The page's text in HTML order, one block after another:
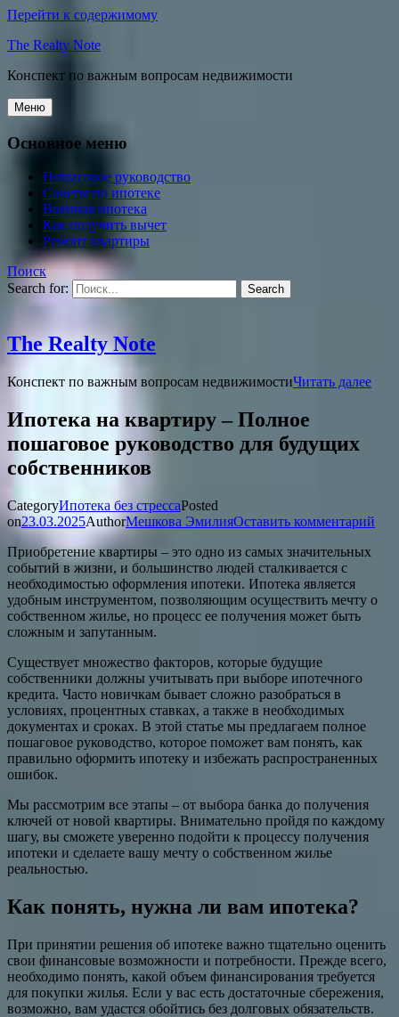
Перейти к содержимому
The Realty Note
Конспект по важным вопросам недвижимости
Меню
Основное меню
Пошаговое руководство
Советы по ипотеке
Военная ипотека
Как получить вычет
Ремонт квартиры
Поиск
Search for:
The Realty Note
Конспект по важным вопросам недвижимостиЧитать далее
Ипотека на квартиру – Полное
пошаговое руководство для будущих
собственников
CategoryИпотека без стрессаPosted
on23.03.2025AuthorМешкова ЭмилияОставить комментарий
Приобретение квартиры – это одно из самых значительных
событий в жизни, и большинство людей сталкивается с
необходимостью оформления ипотеки. Ипотека является
удобным инструментом, позволяющим осуществить мечту о
собственном жилье, но процесс ее получения может быть
сложным и запутанным.
Существует множество факторов, которые будущие
собственники должны учитывать при выборе ипотечного
кредита. Часто новичкам бывает сложно разобраться в
условиях, процентных ставках, а также в необходимых
документах и сроках. В этой статье мы предлагаем полное
пошаговое руководство, которое поможет вам понять, как
правильно оформить ипотеку и избежать распространенных
ошибок.
Мы рассмотрим все этапы – от выбора банка до получения
ключей от новой квартиры. Внимательно пройдя по каждому
шагу, вы сможете уверенно подойти к процессу получения
ипотеки и сделаете вашу мечту о собственном жилье
реальностью.
Как понять, нужна ли вам ипотека?
При принятии решения об ипотеке важно тщательно оценить
свои финансовые возможности и потребности. Прежде всего,
необходимо понять, какой объем финансирования требуется
для покупки жилья. Если у вас есть достаточные сбережения,
возможно, вам удастся обойтись без долговых обязательств.